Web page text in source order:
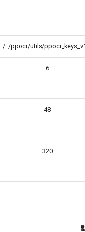
-
../../ppocr/utils/
6
48
320